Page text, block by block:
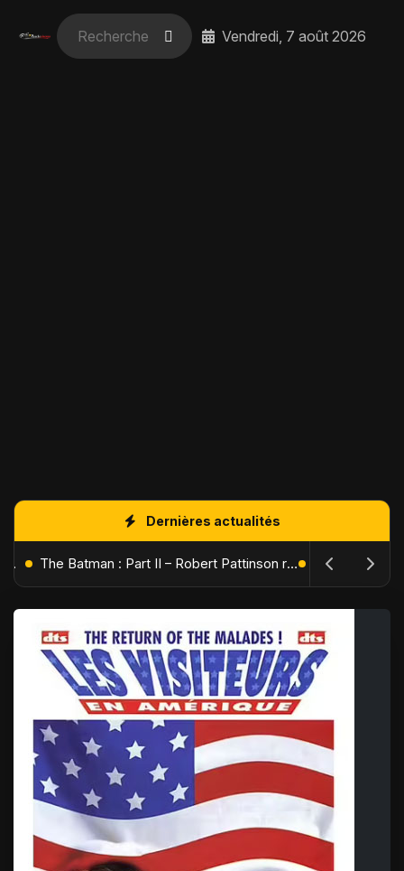
Vendredi, 7 août 2026
Dernières actualités
L'Âge de Glace : Le Réveil du Volcan – Manny, Sid et Diego de retour pour une aventure explosive The Batman : Part II – Robert Pattinson replonge dans les ténèbres de Gotham dès octobre 2027